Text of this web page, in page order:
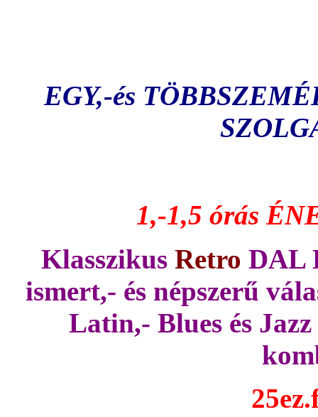
EGY,-és
1,-1,5 órás
Klasszikus Retro DAL
ismert,- és népszerű
Latin,- Blues és